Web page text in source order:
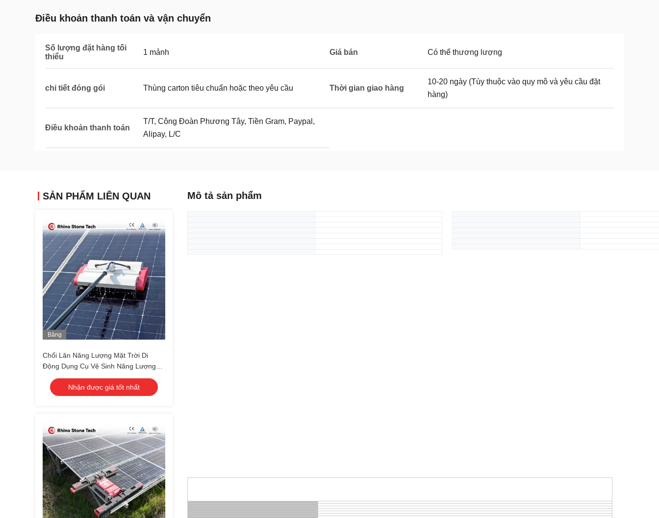
Điều khoản thanh toán và vận chuyển
Số lượng đặt hàng tối
thiểu
1 mảnh Giá bán Có thể thương lượng
chi tiết đóng gói Thùng carton tiêu chuẩn hoặc theo yêu cầu Thời gian giao hàng
10-20 ngày (Tùy thuộc vào quy mô và yêu cầu đặt
hàng)
Điều khoản thanh toán
T/T, Công Đoàn Phương Tây, Tiền Gram, Paypal,
Alipay, L/C
SẢN PHẨM LIÊN QUAN
Băng
Chổi Lăn Năng Lượng Mặt Trời Di
Động Dụng Cụ Vệ Sinh Năng Lượng
Mặt Trời
Nhận được giá tốt nhất
Mô tả sản phẩm